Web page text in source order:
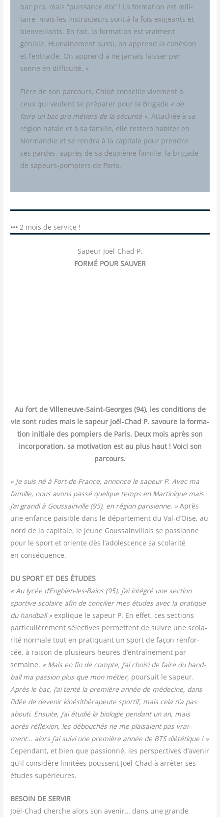
bac pro, mais “puis­sance dix” ! La for­ma­tion est mili­
taire, mais les ins­truc­teurs sont à la fois exi­geants et
bien­veillants. En fait, la for­ma­tion est vrai­ment
géniale. Humai­ne­ment aus­si, on apprend la cohé­sion
et l’entraide. On apprend à ne jamais lais­ser per­
sonne en difficulté. »
Fière de son par­cours, Chloé conseille vive­ment à
ceux qui veulent se pré­pa­rer pour la Bri­gade « de
faire un bac pro métiers de la sécu­ri­té ». Atta­chée à sa
région natale et à sa famille, elle res­te­ra habi­ter en
Nor­man­die et se ren­dra à la capi­tale pour prendre
ses gardes, auprès de sa deuxième famille, la bri­gade
de sapeurs-pom­piers de Paris.
••• 2 mois de service !
Sapeur Joël-Chad P.
FORMÉ POUR SAUVER
Au fort de Vil­le­neuve-Saint-Georges (94), les condi­tions de
vie sont rudes mais le sapeur Joël-Chad P. savoure la for­ma­
tion ini­tiale des pom­piers de Paris. Deux mois après son
incor­po­ra­tion, sa moti­va­tion est au plus haut ! Voi­ci son
parcours.
« Je suis né à Fort-de-France, annonce le sapeur P. Avec ma
famille, nous avons pas­sé quelque temps en Mar­ti­nique mais
j’ai gran­di à Gous­sain­ville (95), en région pari­sienne. » Après
une enfance pai­sible dans le dépar­te­ment du Val‑d’Oise, au
nord de la capi­tale, le jeune Gous­sain­vil­lois se pas­sionne
pour le sport et oriente dès l’adolescence sa sco­la­ri­té
en conséquence.
DU SPORT ET DES ÉTUDES
« Au lycée d’Enghien-les-Bains (95), j’ai inté­gré une sec­tion
spor­tive sco­laire afin de conci­lier mes études avec la pra­tique
du hand­ball » explique le sapeur P. En effet, ces sec­tions
par­ti­cu­liè­re­ment sélec­tives per­mettent de suivre une sco­la­
ri­té nor­male tout en pra­ti­quant un sport de façon ren­for­
cée, à rai­son de plu­sieurs heures d’entraînement par
semaine. « Mais en fin de compte, j’ai choi­si de faire du hand­
ball ma pas­sion plus que mon métier, pour­suit le sapeur.
Après le bac, j’ai ten­té la pre­mière année de méde­cine, dans
l’idée de deve­nir kiné­si­thé­ra­peute spor­tif, mais cela n’a pas
abou­ti. Ensuite, j’ai étu­dié la bio­lo­gie pen­dant un an, mais
après réflexion, les débou­chés ne me plai­saient pas vrai­
ment… alors j’ai sui­vi une pre­mière année de BTS dié­té­tique ! »
Cepen­dant, et bien que pas­sion­né, les pers­pec­tives d’avenir
qu’il consi­dère limi­tées poussent Joël-Chad à arrê­ter ses
études supérieures.
BESOIN DE SERVIR
Joël-Chad cherche alors son ave­nir… dans une grande